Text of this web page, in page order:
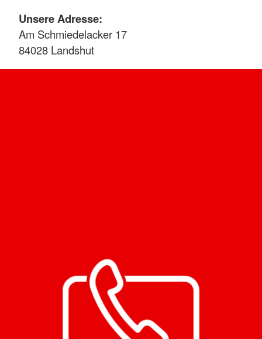
Unsere Adresse:
Am Schmiedelacker 17
84028 Landshut